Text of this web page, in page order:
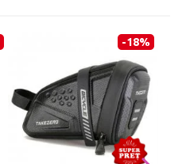
-18%